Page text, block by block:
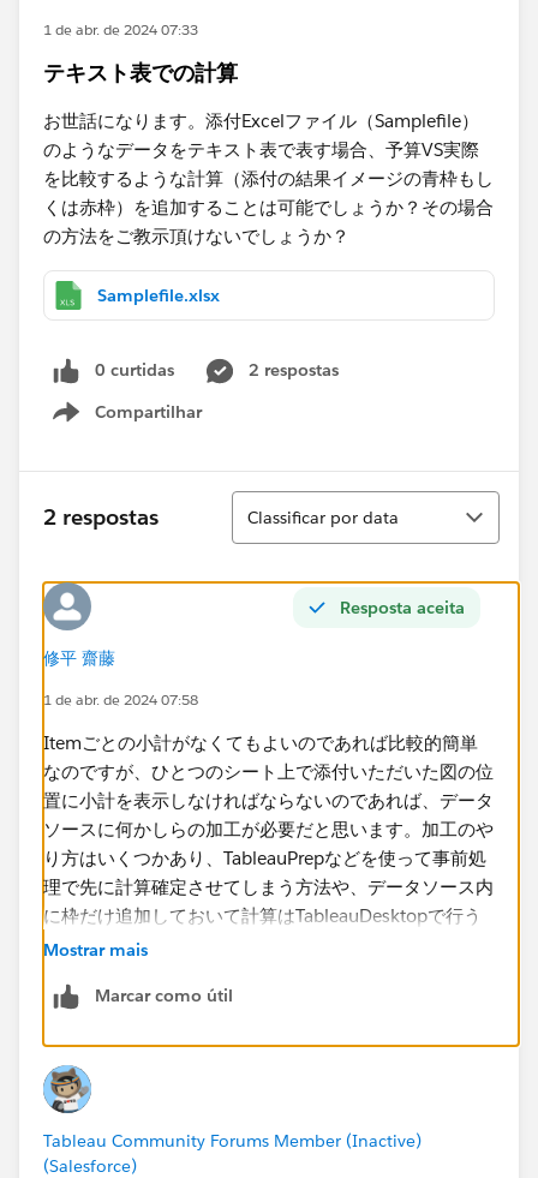
1 de abr. de 2024 07:33
テキスト表での計算
お世話になります。添付Excelファイル（Samplefile）
のようなデータをテキスト表で表す場合、予算VS実際
を比較するような計算（添付の結果イメージの青枠もし
くは赤枠）を追加することは可能でしょうか？その場合
の方法をご教示頂けないでしょうか？
Samplefile.xlsx
0 curtidas
2 respostas
Compartilhar
Show menu
2 respostas
Classificar
Classificar por data
Resposta aceita
修平 齋藤
1 de abr. de 2024 07:58
Itemごとの小計がなくてもよいのであれば比較的簡単
なのですが、ひとつのシート上で添付いただいた図の位
置に小計を表示しなければならないのであれば、データ
ソースに何かしらの加工が必要だと思います。加工のや
り方はいくつかあり、TableauPrepなどを使って事前処
理で先に計算確定させてしまう方法や、データソース内
に枠だけ追加しておいて計算はTableauDesktopで行う
方法などが考えられます。どういったアプローチを取る
で縦に並べるという方法もあります。単一シートに拘ら
ないならこれが一番簡単ですが、一方でCustomerが大
量にある場合は並べた2つのシート間でスクロールの同
期が取れないという欠点があります。
Mostrar mais
Marcar como útil
Tableau Community Forums Member (Inactive)
(Salesforce)